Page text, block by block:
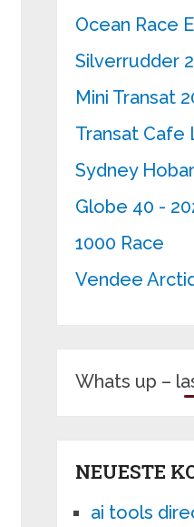
Ocean Race
Silverrudder
Mini Transat
Transat Cafe
Sydney
Globe 40 -
1000 Race
Vendee
Whats up –
NEUESTE
ai tools